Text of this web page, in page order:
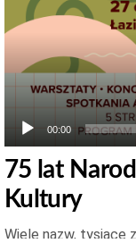
00:00
75 lat
Kultury
Wiele nazw, tysiące